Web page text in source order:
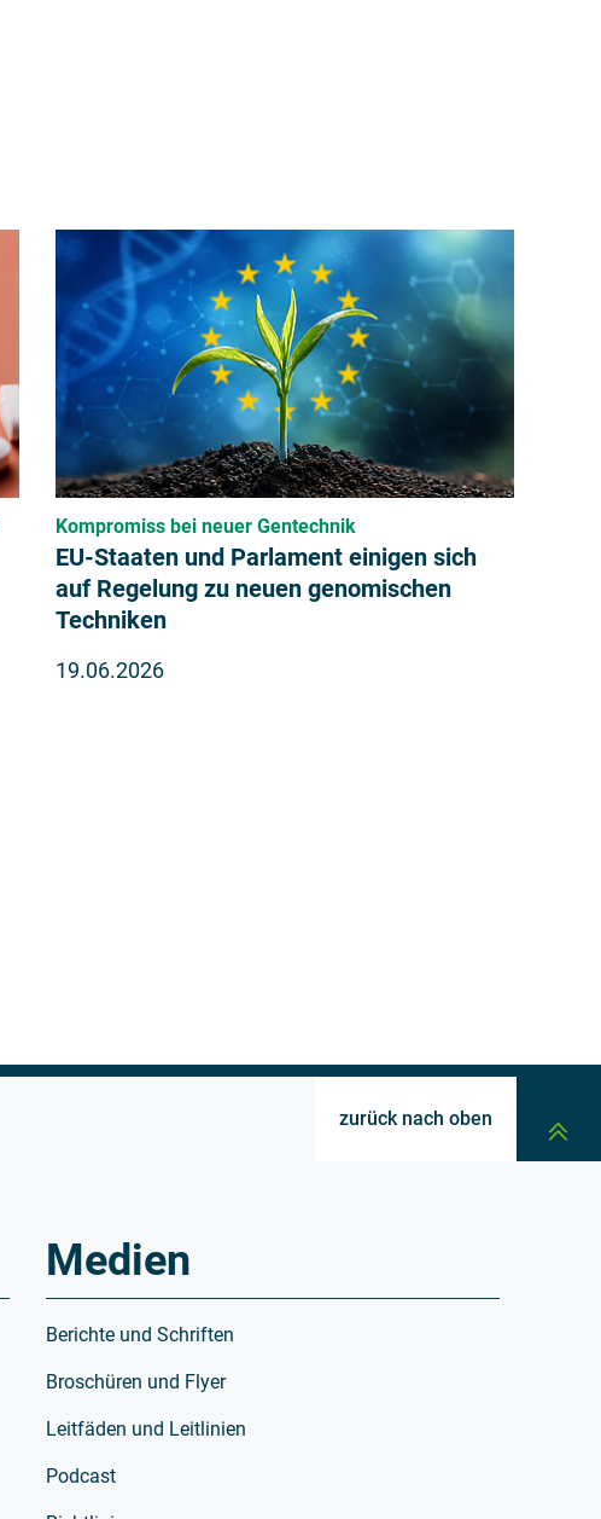
Kompromiss bei neuer Gentechnik
EU-Staaten und Parlament einigen sich
auf Regelung zu neuen genomischen
Techniken
19.06.2026
zurück nach oben
Medien
Berichte und Schriften
Broschüren und Flyer
Leitfäden und Leitlinien
Podcast